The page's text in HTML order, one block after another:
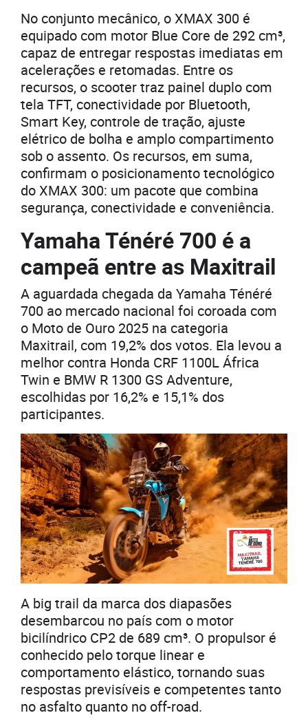
No conjunto mecânico, o XMAX 300 é
equipado com motor Blue Core de 292 cm³,
capaz de entregar respostas imediatas em
acelerações e retomadas. Entre os
recursos, o scooter traz painel duplo com
tela TFT, conectividade por Bluetooth,
Smart Key, controle de tração, ajuste
elétrico de bolha e amplo compartimento
sob o assento. Os recursos, em suma,
confirmam o posicionamento tecnológico
do XMAX 300: um pacote que combina
segurança, conectividade e conveniência.
Yamaha Ténéré 700 é a
campeã entre as Maxitrail
A aguardada chegada da Yamaha Ténéré
700 ao mercado nacional foi coroada com
o Moto de Ouro 2025 na categoria
Maxitrail, com 19,2% dos votos. Ela levou a
melhor contra Honda CRF 1100L África
Twin e BMW R 1300 GS Adventure,
escolhidas por 16,2% e 15,1% dos
participantes.
A big trail da marca dos diapasões
desembarcou no país com o motor
bicilíndrico CP2 de 689 cm³. O propulsor é
conhecido pelo torque linear e
comportamento elástico, tornando suas
respostas previsíveis e competentes tanto
no asfalto quanto no off-road.